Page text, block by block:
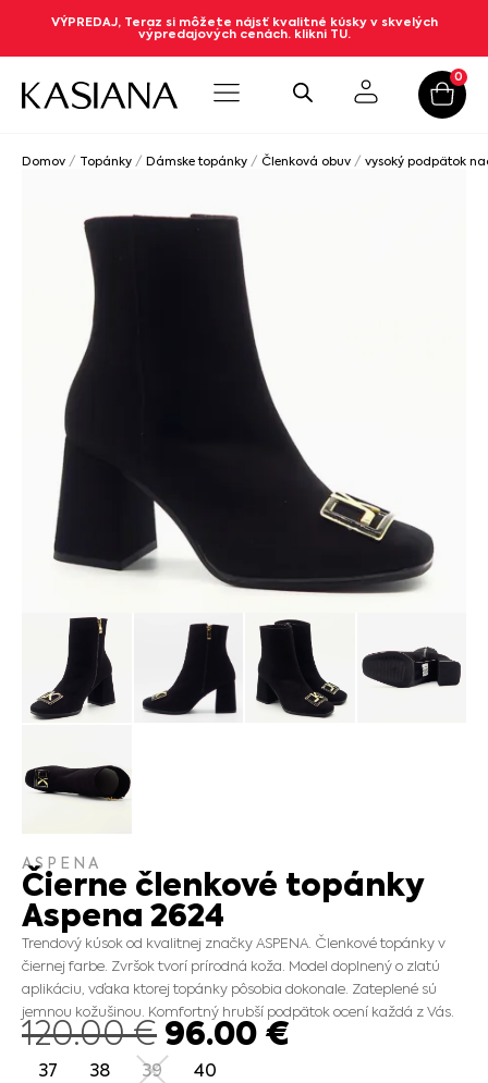
VÝPREDAJ, Teraz si môžete nájsť kvalitné kúsky v skvelých
výpredajových cenách. klikni TU.
0
Domov / Topánky / Dámske topánky / Členková obuv / vysoký podpätok
ASPENA
Čierne členkové topánky
Aspena 2624
Trendový kúsok od kvalitnej značky ASPENA. Členkové topánky v
čiernej farbe. Zvršok tvorí prírodná koža. Model doplnený o zlatú
aplikáciu, vďaka ktorej topánky pôsobia dokonale. Zateplené sú
jemnou kožušinou. Komfortný hrubší podpätok ocení každá z Vás.
120.00€ 96.00€
37 38 39 40